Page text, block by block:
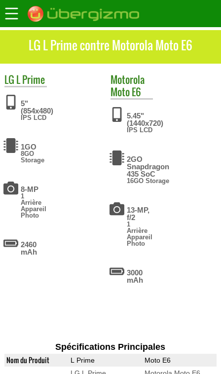
LG L Prime contre Motorola Moto E6
LG L Prime
5"
(854x480)
IPS LCD
1GO
8GO
Storage
8-MP
1
Arrière
Appareil
Photo
2460
mAh
Motorola
Moto E6
5.45"
(1440x720)
IPS LCD
2GO
Snapdragon
435 SoC
16GO Storage
13-MP,
f/2
1
Arrière
Appareil
Photo
3000
mAh
Spécifications Principales
Nom du Produit L Prime Moto E6